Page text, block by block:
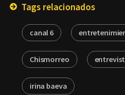
Tags relacionados
canal 6
Chismorreo
irina baeva